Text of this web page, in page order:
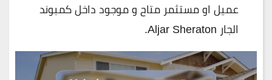
عميل او مستثمر متاح و موجود داخل كمبوند
الجار Aljar Sheraton.